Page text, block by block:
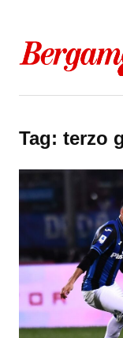
Tag: terzo